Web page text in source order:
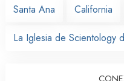
Santa Ana
California
La Iglesia de Scientology